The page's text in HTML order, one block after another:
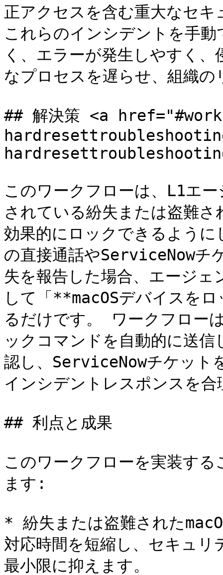
正アクセスを含む重大なセ
これらのインシデントを手
く、エラーが発生しやすく
なプロセスを遅らせ、組織
## 解決策 <a
このワークフローは、L1エ
されている紛失または盗難さ
効果的にロックできるよう
の直接通話やServiceNowチ
失を報告した場合、エージ
して「**macOSデバイスを
るだけです。 ワークフロー
ックコマンドを自動的に送
認し、ServiceNowチケット
インシデントレスポンスを合
## 利点と成果
このワークフローを実装す
ます:
* 紛失または盗難された
対応時間を短縮し、セキュ
最小限に抑えます。